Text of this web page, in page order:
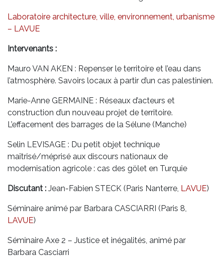
Laboratoire architecture, ville, environnement, urbanisme
– LAVUE
Intervenants :
Mauro VAN AKEN : Repenser le territoire et l’eau dans
l’atmosphère. Savoirs locaux à partir d’un cas palestinien.
Marie-Anne GERMAINE : Réseaux d’acteurs et
construction d’un nouveau projet de territoire.
L’effacement des barrages de la Sélune (Manche)
Selin LEVISAGE : Du petit objet technique
maîtrisé/méprisé aux discours nationaux de
modernisation agricole : cas des gölet en Turquie
Discutant : Jean-Fabien STECK (Paris Nanterre, LAVUE)
Séminaire animé par Barbara CASCIARRI (Paris 8,
LAVUE)
Séminaire Axe 2 – Justice et inégalités, animé par
Barbara Casciarri